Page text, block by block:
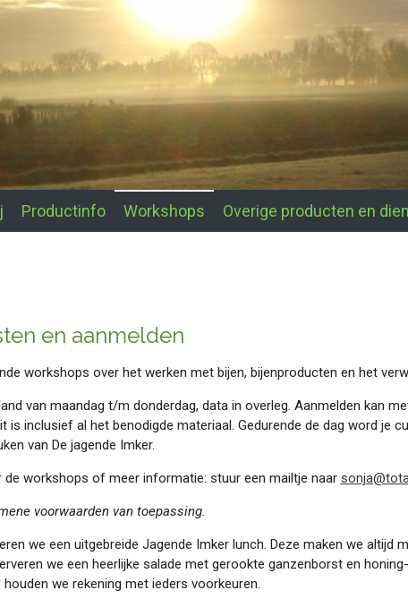
Productinfo Workshops Overige producten en
en aanmelden
workshops over het werken met bijen, bijenproducten en het
van maandag t/m donderdag, data in overleg. Aanmelden kan
is inclusief al het benodigde materiaal. Gedurende de dag word je
van De jagende Imker.
workshops of meer informatie: stuur een mailtje naar
voorwaarden van toepassing.
we een uitgebreide Jagende Imker lunch. Deze maken we altijd
we een heerlijke salade met gerookte ganzenborst en
we rekening met ieders voorkeuren.